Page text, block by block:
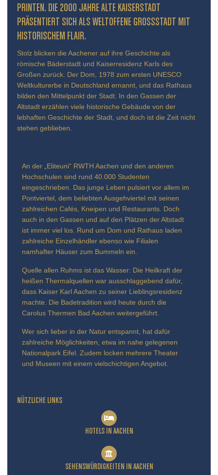
INTEN. DIE 2000 JAHRE ALTE KAISERSTADT PR
ÄSENTIERT SICH ALS WELTOFFENE GROSSSTADT MIT HIS
TORISCHEM FLAIR.
Stolz blicken die Aachener auf ihre Geschichte als
römische Bäderstadt und Kaiserresidenz Karls des
Großen zurück. Der Dom, 1978 zum ersten UNESCO
Weltkulturerbe in Deutschland ernannt, und das Rathaus
bilden den Mittelpunkt der Stadt. In den Gassen der
Altstadt erzählen viele historische Gebäude von der
lebhaften Geschichte der Stadt, und doch ist die Zeit nicht
stehen geblieben.
An der „Eliteuni“ RWTH Aachen und den anderen
Hochschulen sind rund 40.000 Studenten
eingeschrieben. Das junge Leben pulsiert vor allem im
Pontviertel, dem beliebten Ausgehviertel mit seinen
zahlreichen Cafés, Kneipen und Restaurants. Doch
auch in den Gassen und auf den Plätzen der Altstadt
ist immer viel los. Rund um Dom und Rathaus laden
zahlreiche Einzelhändler ebenso wie Filialen
namhafter Häuser zum Bummeln ein.
Quelle allen Ruhms ist das Wasser: Die Heilkraft der
heißen Thermalquellen war ausschlaggebend dafür,
dass Kaiser Karl Aachen zu seiner Lieblingsresidenz
machte. Die Badetradition wird heute durch die
Carolus Thermen Bad Aachen weitergeführt.
Wer sich lieber in der Natur entspannt, hat dafür
zahlreiche Möglichkeiten, etwa im nahe gelegenen
Nationalpark Eifel. Zudem locken mehrere Theater
und Museen mit einem vielschichtigen Angebot.
NÜTZLICHE LINKS
HOTELS IN AACHEN
SEHENSWÜRDIGKEITEN IN AACHEN